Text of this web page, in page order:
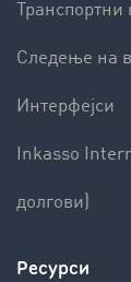
Транспортни
Следење на
Интерфејси
Inkasso
долгови)
Ресурси